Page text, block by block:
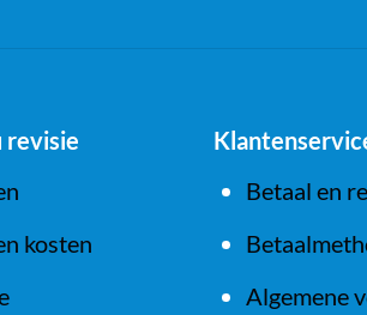
revisie
kosten
Betaal en
Algemene